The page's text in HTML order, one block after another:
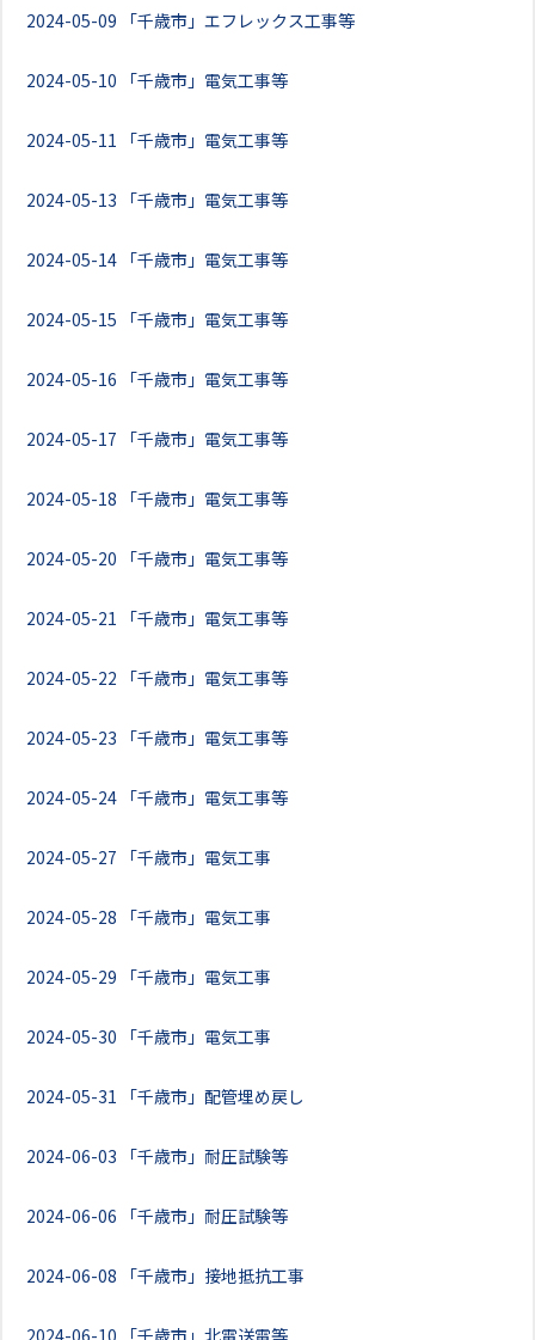
2024-05-09 「千歳市」エフレックス工事等
2024-05-10 「千歳市」電気工事等
2024-05-11 「千歳市」電気工事等
2024-05-13 「千歳市」電気工事等
2024-05-14 「千歳市」電気工事等
2024-05-15 「千歳市」電気工事等
2024-05-16 「千歳市」電気工事等
2024-05-17 「千歳市」電気工事等
2024-05-18 「千歳市」電気工事等
2024-05-20 「千歳市」電気工事等
2024-05-21 「千歳市」電気工事等
2024-05-22 「千歳市」電気工事等
2024-05-23 「千歳市」電気工事等
2024-05-24 「千歳市」電気工事等
2024-05-27 「千歳市」電気工事
2024-05-28 「千歳市」電気工事
2024-05-29 「千歳市」電気工事
2024-05-30 「千歳市」電気工事
2024-05-31 「千歳市」配管埋め戻し
2024-06-03 「千歳市」耐圧試験等
2024-06-06 「千歳市」耐圧試験等
2024-06-08 「千歳市」接地抵抗工事
2024-06-10 「千歳市」北電送電等